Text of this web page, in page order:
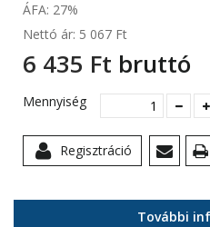
ÁFA: 27%
Nettó ár: 5 067 Ft‎
6 435 Ft‎ bruttó
Mennyiség
Regisztráció
További